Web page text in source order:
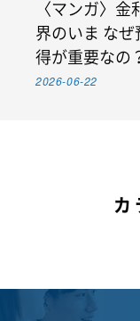
〈マンガ〉金
界のいま なぜ
得が重要なの
2026-06-22
カ